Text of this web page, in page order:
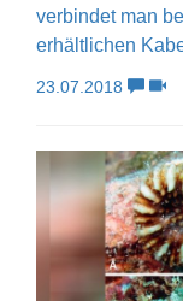
verbindet man
erhältlichen
23.07.2018